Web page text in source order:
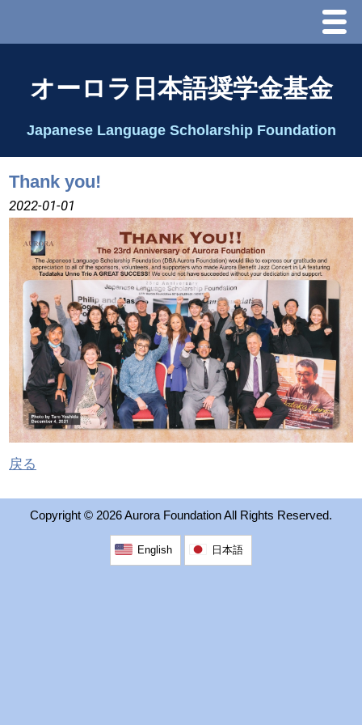
Menu
理事長代行あいさつ
2025 理事会
2026 Schedule & Programs
スピーチコンテスト
Speech Contest Information 2024
2026 出場高校生
2024 Results
2023 Results
2022 Results
オーロラ日本語奨学金基金
Japanese Language Scholarship Foundation
Thank you!
2022-01-01
戻る
Copyright © 2026 Aurora Foundation All Rights Reserved.
English 日本語